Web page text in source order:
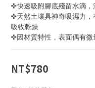
✜快速吸附腳底殘留水滴，
✜天然土壤具神奇吸濕力，
吸收乾燥
✜因材質特性，表面偶有微
NT$780